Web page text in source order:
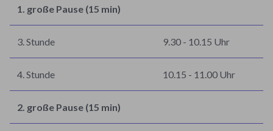
1. große Pause (15 min)
3. Stunde 9.30 - 10.15 Uhr
4. Stunde 10.15 - 11.00 Uhr
2. große Pause (15 min)